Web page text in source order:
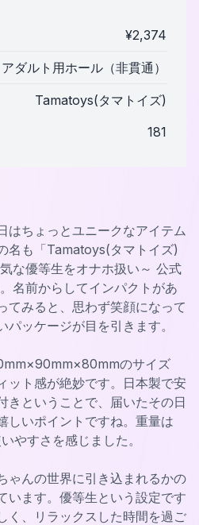
¥2,374
アダルト用ホール（非貫通）
Tamatoys(タマトイズ)
181
はちょっとユニークなアイテム
名も「Tamatoys(タマトイズ)
な優等生をオナホ扱い～ 公式
名前からしてインパクトがあ
てみると、思わず笑顔になって
パッケージが目を引きます。
のサイズ
ット感が絶妙です。日本製で安
きということで、届いたその日
しいポイントですね。重量は
やすさを感じました。
ゃんの世界に引き込まれるかの
います。優等生という設定です
く、リラックスした時間を過ご